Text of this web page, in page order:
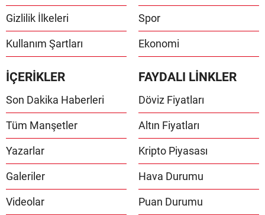
Gizlilik İlkeleri
Kullanım Şartları
Spor
Ekonomi
İÇERİKLER
Son Dakika Haberleri
Tüm Manşetler
Yazarlar
Galeriler
Videolar
FAYDALI LİNKLER
Döviz Fiyatları
Altın Fiyatları
Kripto Piyasası
Hava Durumu
Puan Durumu